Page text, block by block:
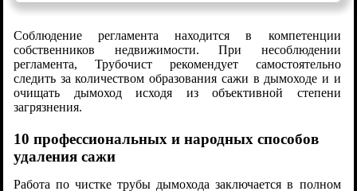
Соблюдение регламента находится в компетенции
собственников недвижимости. При несоблюдении
регламента, Трубочист рекомендует самостоятельно
следить за количеством образования сажи в дымоходе и и
очищать дымоход исходя из объективной степени
загрязнения.
10 профессиональных и народных способов
удаления сажи
Работа по чистке трубы дымохода заключается в полном